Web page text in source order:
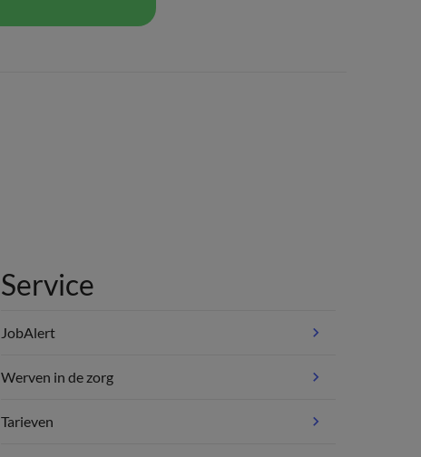
Service
JobAlert
Werven in de zorg
Tarieven